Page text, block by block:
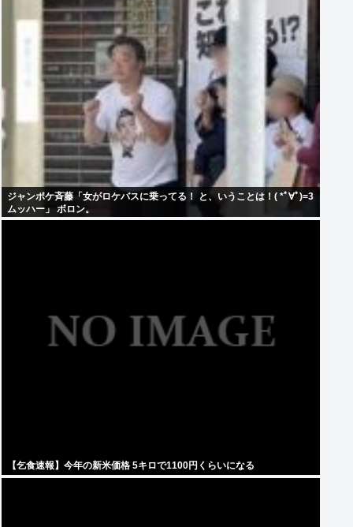
ジャンポケ斉藤「女がロケバスに乗ってる！ と、いうことは！( *ﾟ∀ﾟ)=3
ムッハー」 ボロン。
【乞食速報】今年の新米価格 5キロで1100円くらいになる